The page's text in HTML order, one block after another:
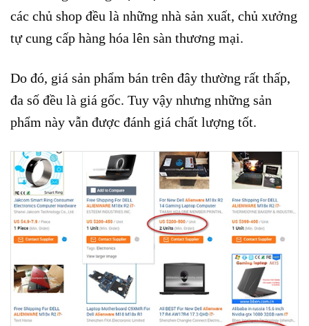
các chủ shop đều là những nhà sản xuất, chủ xưởng
tự cung cấp hàng hóa lên sàn thương mại.
Do đó, giá sản phẩm bán trên đây thường rất thấp,
đa số đều là giá gốc. Tuy vậy nhưng những sản
phẩm này vẫn được đánh giá chất lượng tốt.